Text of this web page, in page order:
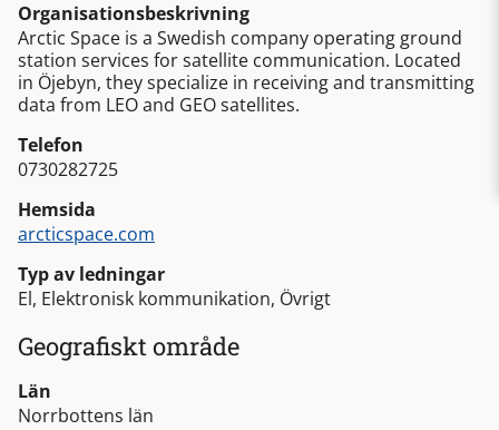
Organisationsbeskrivning
Arctic Space is a Swedish company operating ground
station services for satellite communication. Located
in Öjebyn, they specialize in receiving and transmitting
data from LEO and GEO satellites.
Telefon
0730282725
Hemsida
arcticspace.com
Typ av ledningar
El, Elektronisk kommunikation, Övrigt
Geografiskt område
Län
Norrbottens län